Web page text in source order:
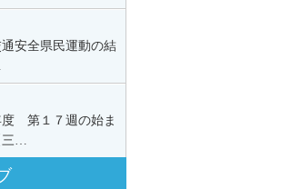
通安全県民運動の結
度 第１７週の始ま
三…